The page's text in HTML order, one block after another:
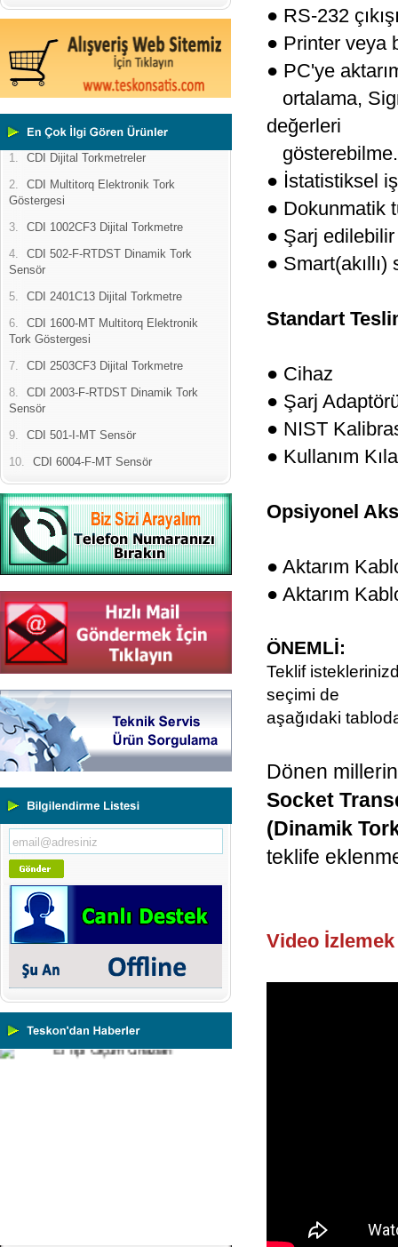
1.
CDI Dijital Torkmetreler
2.
CDI Multitorq Elektronik Tork
Göstergesi
3.
CDI 1002CF3 Dijital Torkmetre
4.
CDI 502-F-RTDST Dinamik Tork
Sensör
5.
CDI 2401C13 Dijital Torkmetre
6.
CDI 1600-MT Multitorq Elektronik
Tork Göstergesi
7.
CDI 2503CF3 Dijital Torkmetre
8.
CDI 2003-F-RTDST Dinamik Tork
Sensör
9.
CDI 501-I-MT Sensör
10.
CDI 6004-F-MT Sensör
● RS-232
● Printer veya
● PC'ye
ortalama,
değerleri
gösterebilme.
● İstatistiksel
● Dokunmatik
● Şarj
●
Standart
● Cihaz
● Şarj
● NIST
● Kullanım
Opsiyonel
● Aktarım
● Aktarım
ÖNEMLİ:
Teklif
seçimi de
aşağıdaki
Dönen
Socket
(Dinamik
teklife
Video İzlemek